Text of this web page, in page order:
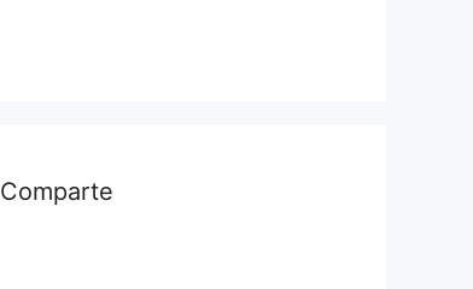
Comparte